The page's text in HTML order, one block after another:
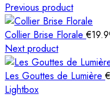
Previous product
Collier Brise Florale€
Next product
Les Gouttes de Lumière€
Lightbox